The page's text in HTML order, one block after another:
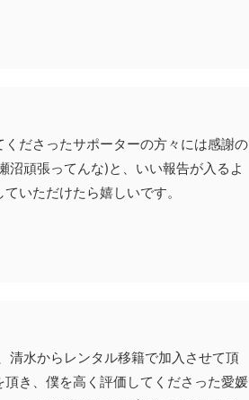
ださったサポーターの方々には感謝の
沼頑張ってんな)と、いい報告が入るよ
いただけたら嬉しいです。
清水からレンタル移籍で加入させて頂
き、僕を高く評価してくださった愛媛